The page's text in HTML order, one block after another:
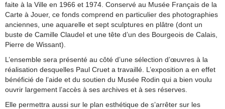
faite à la Ville en 1966 et 1974. Conservé au Musée Français de la
Carte à Jouer, ce fonds comprend en particulier des photographies
anciennes, une aquarelle et sept sculptures en plâtre (dont un
buste de Camille Claudel et une tête d’un des Bourgeois de Calais,
Pierre de Wissant).
L’ensemble sera présenté au côté d’une sélection d’œuvres à la
réalisation desquelles Paul Cruet a travaillé. L’exposition a en effet
bénéficié de l’aide et du soutien du Musée Rodin qui a bien voulu
ouvrir largement l’accès à ses archives et à ses réserves.
Elle permettra aussi sur le plan esthétique de s’arrêter sur les